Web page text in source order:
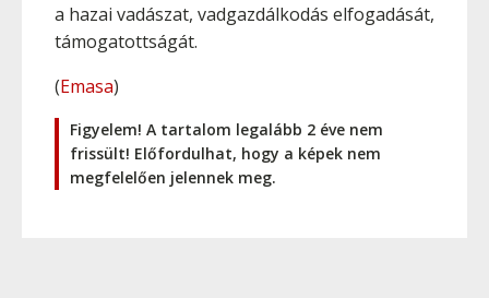
a hazai vadászat, vadgazdálkodás elfogadását,
támogatottságát.
(Emasa)
Figyelem! A tartalom legalább 2 éve nem
frissült! Előfordulhat, hogy a képek nem
megfelelően jelennek meg.